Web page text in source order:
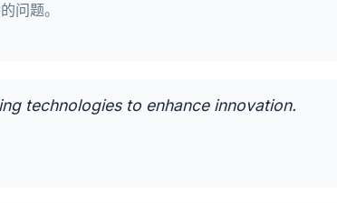
问题。
technologies to enhance innovation.